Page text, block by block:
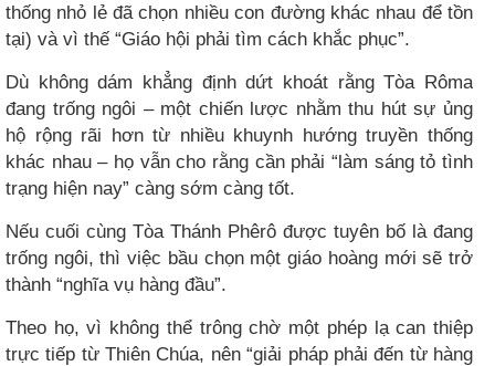
thống nhỏ lẻ đã chọn nhiều con đường khác nhau để tồn
tại) và vì thế “Giáo hội phải tìm cách khắc phục”.
Dù không dám khẳng định dứt khoát rằng Tòa Rôma
đang trống ngôi – một chiến lược nhằm thu hút sự ủng
hộ rộng rãi hơn từ nhiều khuynh hướng truyền thống
khác nhau – họ vẫn cho rằng cần phải “làm sáng tỏ tình
trạng hiện nay” càng sớm càng tốt.
Nếu cuối cùng Tòa Thánh Phêrô được tuyên bố là đang
trống ngôi, thì việc bầu chọn một giáo hoàng mới sẽ trở
thành “nghĩa vụ hàng đầu”.
Theo họ, vì không thể trông chờ một phép lạ can thiệp
trực tiếp từ Thiên Chúa, nên “giải pháp phải đến từ hàng